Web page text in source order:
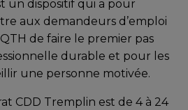
un dispositif qui a pour
aux demandeurs d’emploi
de faire le premier pas
durable et pour les
une personne motivée.
CDD Tremplin est de 4 à 24